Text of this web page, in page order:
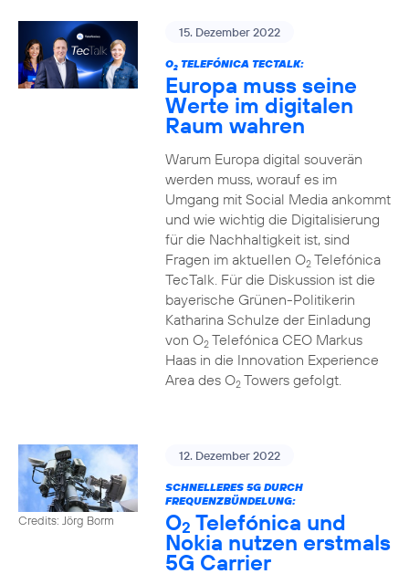
15. Dezember 2022
O2TELEFÓNICA TECTALK:
Europa muss seine
Werte im digitalen
Raum wahren
Warum Europa digital souverän
werden muss, worauf es im
Umgang mit Social Media ankommt
und wie wichtig die Digitalisierung
für die Nachhaltigkeit ist, sind
Fragen im aktuellen O2Telefónica
TecTalk. Für die Diskussion ist die
bayerische Grünen-Politikerin
Katharina Schulze der Einladung
von O2Telefónica CEO Markus
Haas in die Innovation Experience
Area des O2Towers gefolgt.
Credits: Jörg Borm
12. Dezember 2022
SCHNELLERES 5G DURCH
FREQUENZBÜNDELUNG:
O2 Telefónica und
Nokia nutzen erstmals
5G Carrier